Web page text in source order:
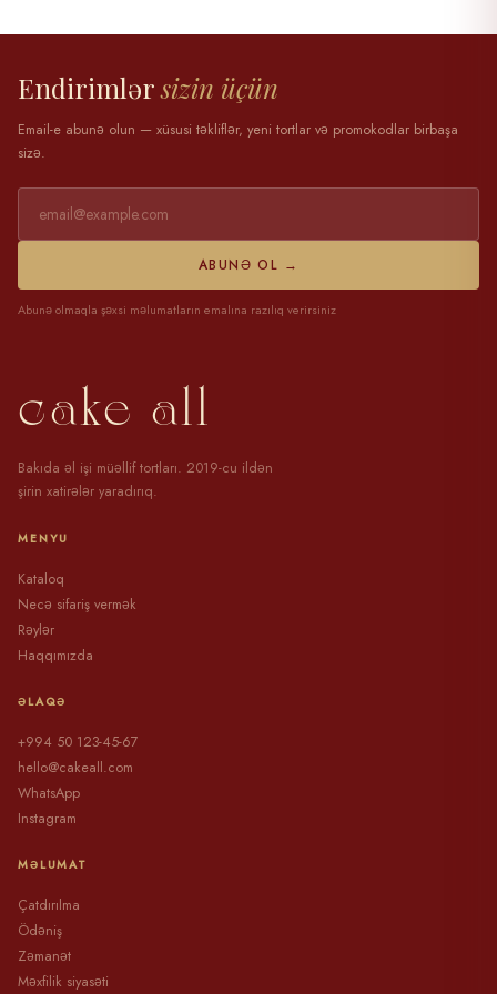
Endirimlərsizin üçün
Email-e abunə olun — xüsusi təkliflər, yeni tortlar və promokodlar birbaşa
sizə.
ABUNƏ OL →
Abunə olmaqla şəxsi məlumatların emalına razılıq verirsiniz
cake all
Bakıda əl işi müəllif tortları. 2019-cu ildən
şirin xatirələr yaradırıq.
MENYU
Kataloq
Necə sifariş vermək
Rəylər
Haqqımızda
ƏLAQƏ
+994 50 123-45-67
hello@cakeall.com
WhatsApp
Instagram
MƏLUMAT
Çatdırılma
Ödəniş
Zəmanət
Məxfilik siyasəti